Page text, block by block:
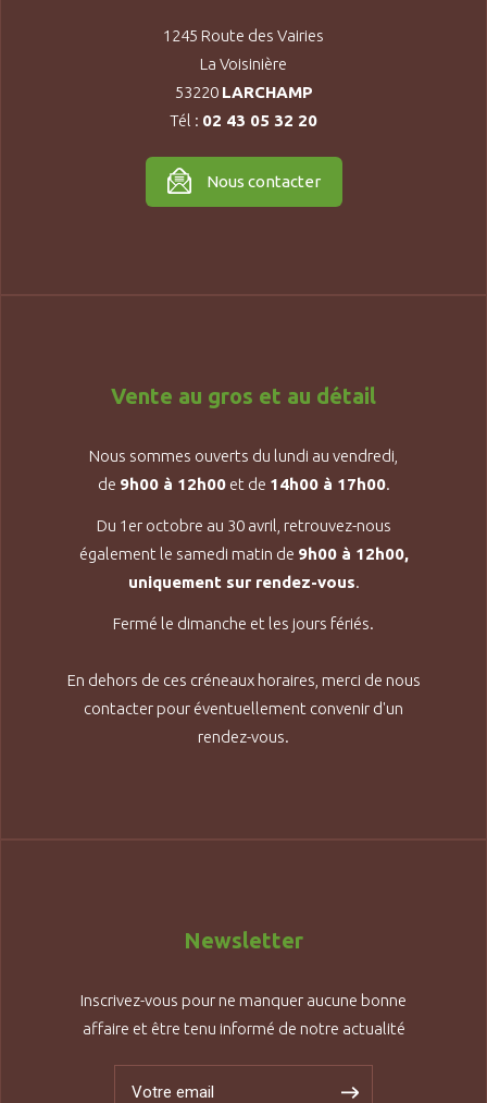
1245 Route des Vairies
La Voisinière
53220 LARCHAMP
Tél : 02 43 05 32 20
Nous contacter
Vente au gros et au détail
Nous sommes ouverts du lundi au vendredi,
de 9h00 à 12h00et de 14h00 à 17h00.
Du 1er octobre au 30 avril, retrouvez-nous
également le samedi matin de 9h00 à 12h00,
uniquement sur rendez-vous.
Fermé le dimanche et les jours fériés.
En dehors de ces créneaux horaires, merci de nous
contacter pour éventuellement convenir d'un
rendez-vous.
Newsletter
Inscrivez-vous pour ne manquer aucune bonne
affaire et être tenu informé de notre actualité